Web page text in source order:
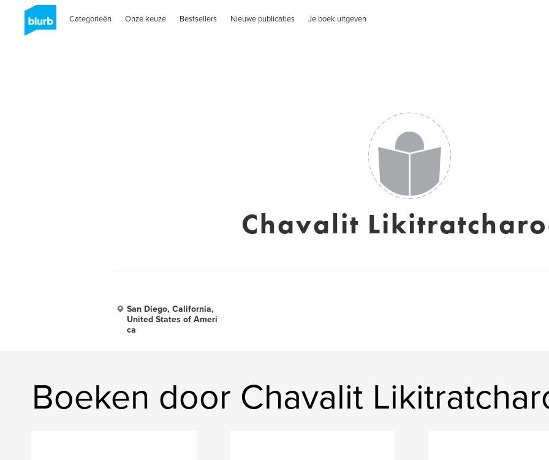
Categorieën Onze keuze Bestsellers Nieuwe publicaties Je boek uitgeven
Chavalit
San Diego, California,
United States of Ameri
ca
Boeken door Chavalit